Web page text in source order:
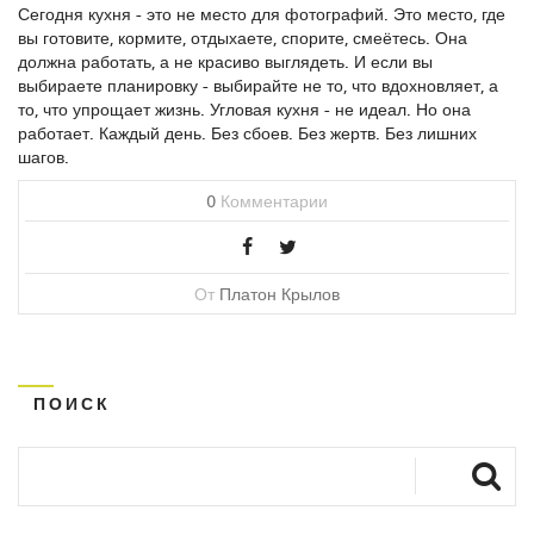
Сегодня кухня - это не место для фотографий. Это место, где
вы готовите, кормите, отдыхаете, спорите, смеётесь. Она
должна работать, а не красиво выглядеть. И если вы
выбираете планировку - выбирайте не то, что вдохновляет, а
то, что упрощает жизнь. Угловая кухня - не идеал. Но она
работает. Каждый день. Без сбоев. Без жертв. Без лишних
шагов.
0 Комментарии
От Платон Крылов
ПОИСК